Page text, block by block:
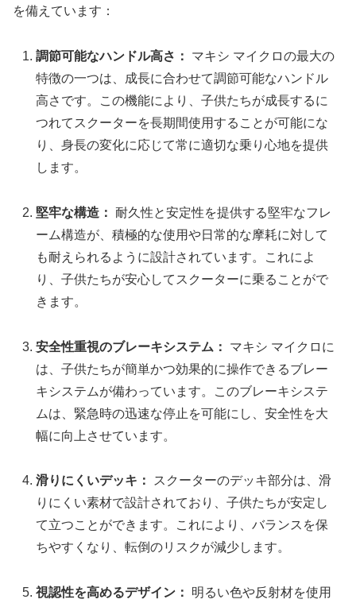
を備えています：
調節可能なハンドル高さ：
マキシ マイクロの最大の
特徴の一つは、成長に合わせて調節可能なハンドル
高さです。この機能により、子供たちが成長するに
つれてスクーターを長期間使用することが可能にな
り、身長の変化に応じて常に適切な乗り心地を提供
します。
堅牢な構造： 耐久性と安定性を提供する堅牢なフレ
ーム構造が、積極的な使用や日常的な摩耗に対して
も耐えられるように設計されています。これによ
り、子供たちが安心してスクーターに乗ることがで
きます。
安全性重視のブレーキシステム：
マキシ マイクロに
は、子供たちが簡単かつ効果的に操作できるブレー
キシステムが備わっています。このブレーキシステ
ムは、緊急時の迅速な停止を可能にし、安全性を大
幅に向上させています。
滑りにくいデッキ：
スクーターのデッキ部分は、滑
りにくい素材で設計されており、子供たちが安定し
て立つことができます。これにより、バランスを保
ちやすくなり、転倒のリスクが減少します。
視認性を高めるデザイン：
明るい色や反射材を使用